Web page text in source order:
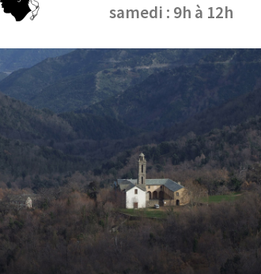
samedi : 9h à 12h